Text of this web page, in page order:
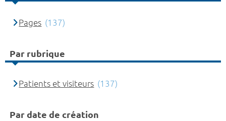
Pages (137)
Par rubrique
Patients et visiteurs (137)
Par date de création